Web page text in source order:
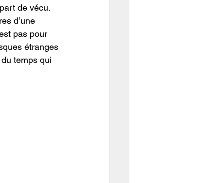
de vécu.
d’une
pas pour
étranges
temps qui